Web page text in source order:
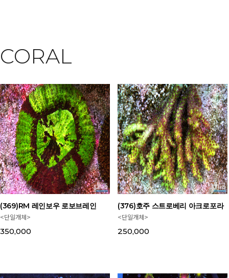
CORAL
(369)RM 레인보우 로보브레인
<단일개체>
350,000
(376)호주 스트로베리 아크로포라
<단일개체>
250,000